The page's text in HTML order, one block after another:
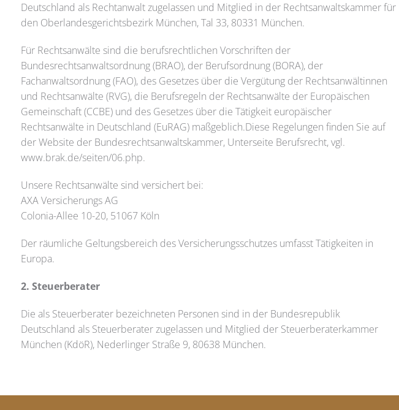
Deutschland als Rechtanwalt zugelassen und Mitglied in der Rechtsanwaltskammer für
den Oberlandesgerichtsbezirk München, Tal 33, 80331 München.
Für Rechtsanwälte sind die berufsrechtlichen Vorschriften der
Bundesrechtsanwaltsordnung (BRAO), der Berufsordnung (BORA), der
Fachanwaltsordnung (FAO), des Gesetzes über die Vergütung der Rechtsanwältinnen
und Rechtsanwälte (RVG), die Berufsregeln der Rechtsanwälte der Europäischen
Gemeinschaft (CCBE) und des Gesetzes über die Tätigkeit europäischer
Rechtsanwälte in Deutschland (EuRAG) maßgeblich.Diese Regelungen finden Sie auf
der Website der Bundesrechtsanwaltskammer, Unterseite Berufsrecht, vgl.
www.brak.de/seiten/06.php.
Unsere Rechtsanwälte sind versichert bei:
AXA Versicherungs AG
Colonia-Allee 10-20, 51067 Köln
Der räumliche Geltungsbereich des Versicherungsschutzes umfasst Tätigkeiten in
Europa.
2. Steuerberater
Die als Steuerberater bezeichneten Personen sind in der Bundesrepublik
Deutschland als Steuerberater zugelassen und Mitglied der Steuerberaterkammer
München (KdöR), Nederlinger Straße 9, 80638 München.